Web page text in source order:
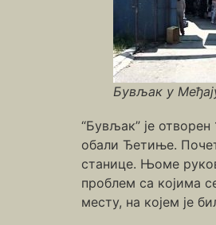
Бувљак у
“Бувљак” је
обали Ђетиње.
станице. Њоме
проблем са којима
месту, на којем је